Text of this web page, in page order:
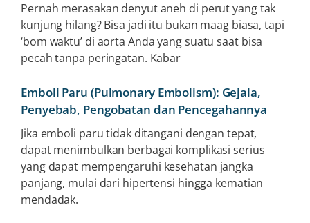
Pernah merasakan denyut aneh di perut yang tak
kunjung hilang? Bisa jadi itu bukan maag biasa, tapi
‘bom waktu’ di aorta Anda yang suatu saat bisa
pecah tanpa peringatan. Kabar
Emboli Paru (Pulmonary Embolism): Gejala,
Penyebab, Pengobatan dan Pencegahannya
Jika emboli paru tidak ditangani dengan tepat,
dapat menimbulkan berbagai komplikasi serius
yang dapat mempengaruhi kesehatan jangka
panjang, mulai dari hipertensi hingga kematian
mendadak.